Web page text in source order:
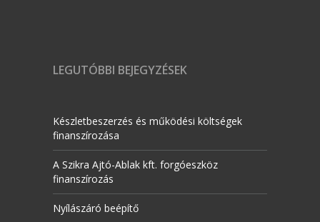
LEGUTÓBBI BEJEGYZÉSEK
Készletbeszerzés és működési költségek
finanszírozása
A Szikra Ajtó-Ablak kft. forgóeszköz
finanszírozás
Nyílászáró beépítő